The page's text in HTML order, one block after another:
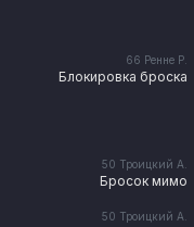
66 Ренне Р.
Блокировка броска
50 Троицкий А.
Бросок мимо
50 Троицкий А.